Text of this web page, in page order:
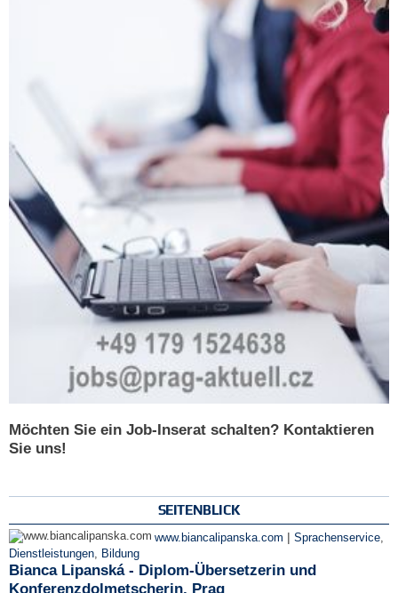
Möchten Sie ein Job-Inserat schalten? Kontaktieren
Sie uns!
SEITENBLICK
www.biancalipanska.com | Sprachenservice,
Dienstleistungen, Bildung
Bianca Lipanská - Diplom-Übersetzerin und
Konferenzdolmetscherin, Prag